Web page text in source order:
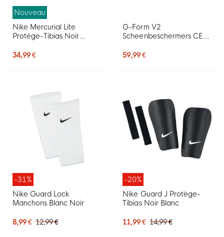
Nouveau
Nike Mercurial Lite
Protège-Tibias Noir
34,99 €
G-Form V2
Scheenbeschermers CE
59,99 €
-31%
Nike Guard Lock
Manchons Blanc Noir
8,99 € 12,99 €
-20%
Nike Guard J Protège-
Tibias Noir Blanc
11,99 € 14,99 €